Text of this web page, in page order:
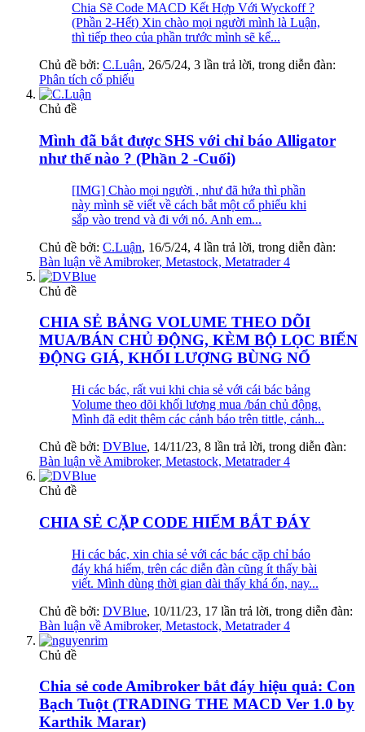
Chia Sẽ Code MACD Kết Hợp Với Wyckoff ?
(Phần 2-Hết) Xin chào mọi người mình là Luận,
thì tiếp theo của phần trước mình sẽ kể...
Chủ đề bởi: C.Luận, 26/5/24, 3 lần trả lời, trong diễn đàn:
Phân tích cổ phiếu
Chủ đề
Mình đã bắt được SHS với chỉ báo Alligator
như thế nào ? (Phần 2 -Cuối)
[IMG] Chào mọi người , như đã hứa thì phần
này mình sẽ viết về cách bắt một cổ phiếu khi
sắp vào trend và đi với nó. Anh em...
Chủ đề bởi: C.Luận, 16/5/24, 4 lần trả lời, trong diễn đàn:
Bàn luận về Amibroker, Metastock, Metatrader 4
Chủ đề
CHIA SẺ BẢNG VOLUME THEO DÕI
MUA/BÁN CHỦ ĐỘNG, KÈM BỘ LỌC BIẾN
ĐỘNG GIÁ, KHỐI LƯỢNG BÙNG NỔ
Hi các bác, rất vui khi chia sẻ với cái bác bảng
Volume theo dõi khối lượng mua /bán chủ động.
Mình đã edit thêm các cảnh báo trên tittle, cảnh...
Chủ đề bởi: DVBlue, 14/11/23, 8 lần trả lời, trong diễn đàn:
Bàn luận về Amibroker, Metastock, Metatrader 4
Chủ đề
CHIA SẺ CẶP CODE HIẾM BẮT ĐÁY
Hi các bác, xin chia sẻ với các bác cặp chỉ báo
đáy khá hiếm, trên các diễn đàn cũng ít thấy bài
viết. Mình dùng thời gian dài thấy khá ổn, nay...
Chủ đề bởi: DVBlue, 10/11/23, 17 lần trả lời, trong diễn đàn:
Bàn luận về Amibroker, Metastock, Metatrader 4
Chủ đề
Chia sẻ code Amibroker bắt đáy hiệu quả: Con
Bạch Tuột (TRADING THE MACD Ver 1.0 by
Karthik Marar)